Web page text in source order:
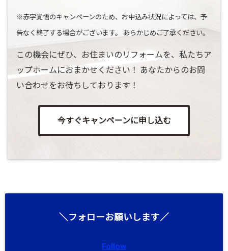
※赤字覚悟のキャンペーンのため、お申込み状況によっては、予
告なく終了する場合がございます。 あらかじめご了承ください。
この機会にぜひ、お住まいのリフォームを、私たちア
ップホームにおまかせください！ あなたからのお問
い合わせをお待ちしております！
今すぐキャンペーンに申し込む
＼フォローお願いします／
Follow